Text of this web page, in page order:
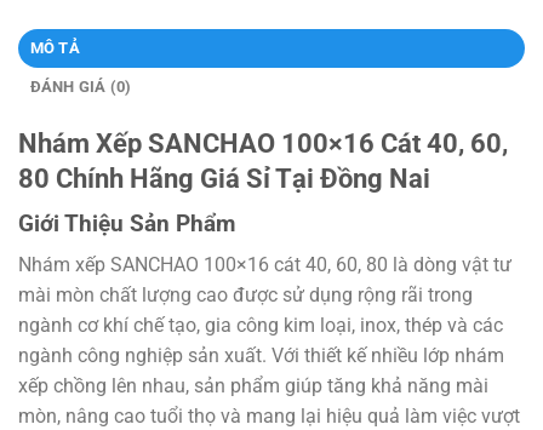
MÔ TẢ
ĐÁNH GIÁ (0)
Nhám Xếp SANCHAO 100×16 Cát 40, 60,
80 Chính Hãng Giá Sỉ Tại Đồng Nai
Giới Thiệu Sản Phẩm
Nhám xếp SANCHAO 100×16 cát 40, 60, 80 là dòng vật tư
mài mòn chất lượng cao được sử dụng rộng rãi trong
ngành cơ khí chế tạo, gia công kim loại, inox, thép và các
ngành công nghiệp sản xuất. Với thiết kế nhiều lớp nhám
xếp chồng lên nhau, sản phẩm giúp tăng khả năng mài
mòn, nâng cao tuổi thọ và mang lại hiệu quả làm việc vượt